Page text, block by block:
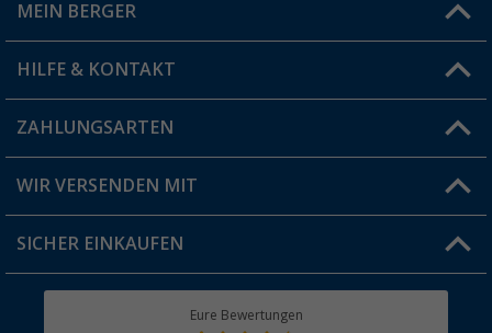
Filiale finden
MEIN BERGER
Vorteilskarte
Blog
Jobs & Karriere
HILFE & KONTAKT
FAQ & Kontakt
Versandinformationen
Rücksendung
ZAHLUNGSARTEN
WIR VERSENDEN MIT
SICHER EINKAUFEN
Eure Bewertungen